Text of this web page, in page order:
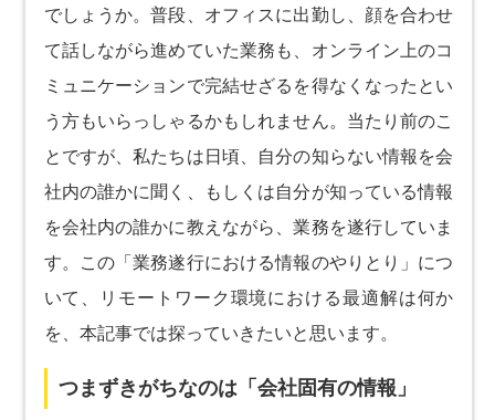
でしょうか。普段、オフィスに出勤し、顔を合わせ
て話しながら進めていた業務も、オンライン上のコ
ミュニケーションで完結せざるを得なくなったとい
う方もいらっしゃるかもしれません。当たり前のこ
とですが、私たちは日頃、自分の知らない情報を会
社内の誰かに聞く、もしくは自分が知っている情報
を会社内の誰かに教えながら、業務を遂行していま
す。この「業務遂行における情報のやりとり」につ
いて、リモートワーク環境における最適解は何か
を、本記事では探っていきたいと思います。
つまずきがちなのは「会社固有の情報」